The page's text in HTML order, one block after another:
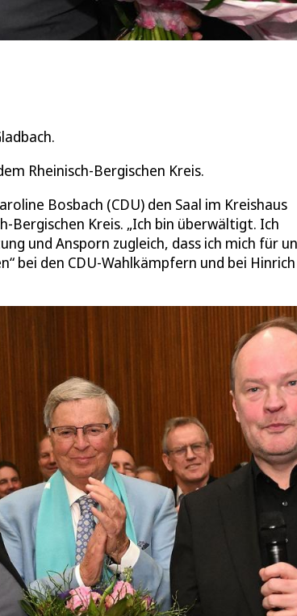
Rheinisch-Bergischen Kreis.
Bosbach (CDU) den Saal im Kreishaus
Bergischen Kreis. „Ich bin überwältigt. Ich
und Ansporn zugleich, dass ich mich für
bei den CDU-Wahlkämpfern und bei Hinrich